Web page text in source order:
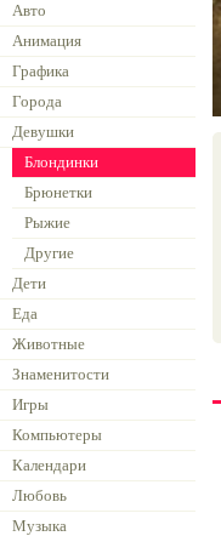
Авто
Анимация
Графика
Города
Девушки
Блондинки
Брюнетки
Рыжие
Другие
Дети
Еда
Животные
Знаменитости
Игры
Компьютеры
Календари
Любовь
Музыка